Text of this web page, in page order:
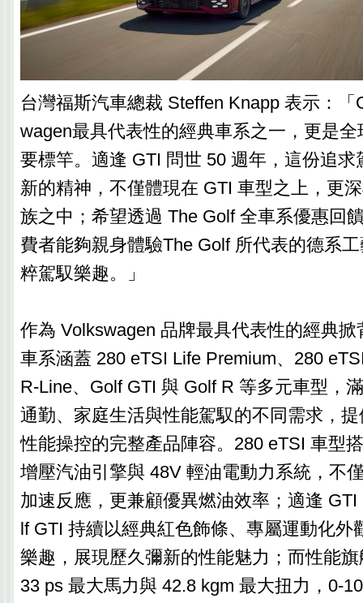
台灣福斯汽車總裁 Steffen Knapp 表示：「
wagen最具代表性的經典車系之一，更是
要標竿。適逢 GTI 問世 50 週年，這份追求
新的精神，不僅體現在 GTI 車型之上，更
族之中；希望透過 The Golf 全車系優惠回
費者能夠親身體驗The Golf 所代表的德系
粹駕馭樂趣。」
作為 Volkswagen 品牌最具代表性的經典掀
車系涵蓋 280 eTSI Life Premium、280
R-Line、Golf GTI 與 Golf R 等多元車型，
通勤、家庭生活與性能駕馭的不同需求，
性能操控的完整產品陣容。280 eTSI 車型
增壓汽油引擎與 48V 輕油電動力系統，不
加速反應，更兼顧優異燃油效率；適逢
lf GTI 持續以經典紅色飾條、專屬運動化外
樂趣，展現歷久彌新的性能魅力；而性能
33 ps 最大馬力與 42.8 kgm 最大扭力，0-